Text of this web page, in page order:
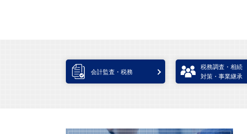
会計監査・税務
税務調査・相続
対策・事業継承